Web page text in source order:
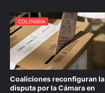
COLOMBIA
Coaliciones reconfiguran la
disputa por la Cámara en